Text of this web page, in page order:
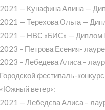
2021 — Кунафина Алина —
2021 — Терехова Ольга —
2021 — НВС «БИС» — Диплом
2023 – Петрова Есения-
2023 – Лебедева Алиса –
Городской фестиваль-
«Южный ветер»:
2021 — Лебедева Алиса –